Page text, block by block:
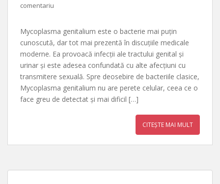
comentariu
Mycoplasma genitalium este o bacterie mai puțin
cunoscută, dar tot mai prezentă în discuțiile medicale
moderne. Ea provoacă infecții ale tractului genital și
urinar și este adesea confundată cu alte afecțiuni cu
transmitere sexuală. Spre deosebire de bacteriile clasice,
Mycoplasma genitalium nu are perete celular, ceea ce o
face greu de detectat și mai dificil […]
CITEȘTE MAI MULT